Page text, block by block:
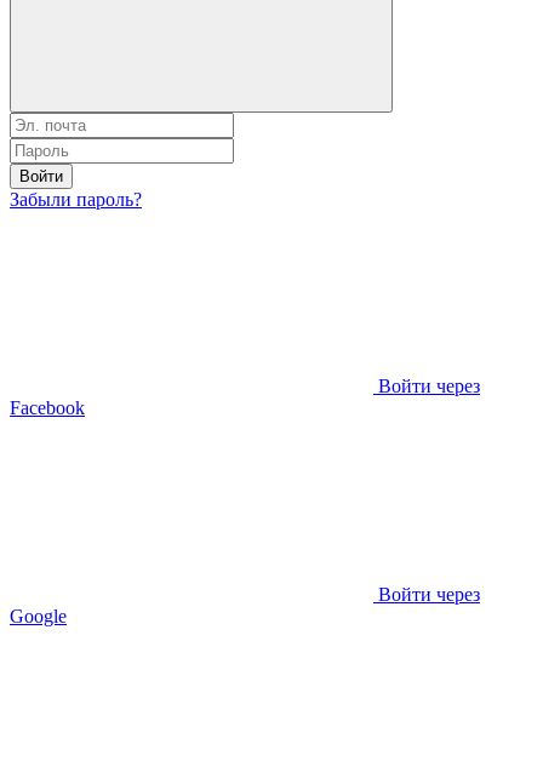
Войти
Забыли пароль?
Войти через
Facebook
Войти через
Google